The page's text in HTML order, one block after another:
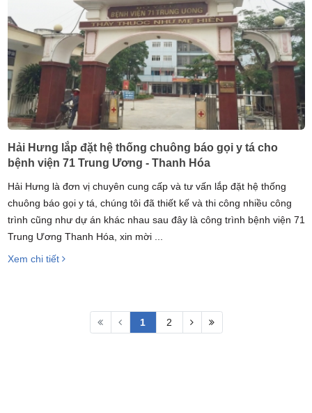
Hải Hưng lắp đặt hệ thống chuông báo gọi y tá cho
bệnh viện 71 Trung Ương - Thanh Hóa
Hải Hưng là đơn vị chuyên cung cấp và tư vấn lắp đặt hệ thống
chuông báo gọi y tá, chúng tôi đã thiết kế và thi công nhiều công
trình cũng như dự án khác nhau sau đây là công trình bệnh viện 71
Trung Ương Thanh Hóa, xin mời ...
Xem chi tiết
1 2